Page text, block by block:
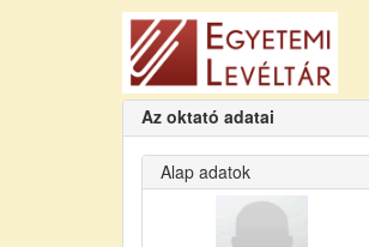
Az oktató adatai
Alap adatok